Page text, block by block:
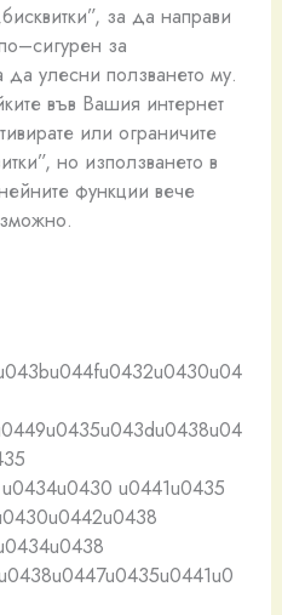
за да направи
за
да улесни ползването му.
във Вашия интернет
или ограничите
но използването в
функции вече
u0441u0435